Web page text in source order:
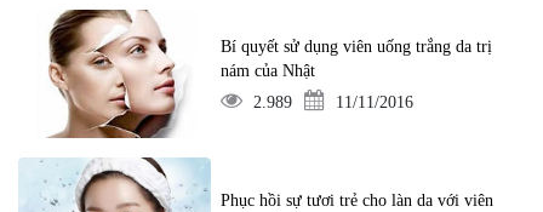
Bí quyết sử dụng viên uống trắng da trị
nám của Nhật
2.989
11/11/2016
Phục hồi sự tươi trẻ cho làn da với viên